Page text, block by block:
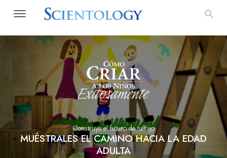
Construye el futuro de tu hijo
MUÉSTRALES EL CAMINO HACIA LA EDAD
ADULTA